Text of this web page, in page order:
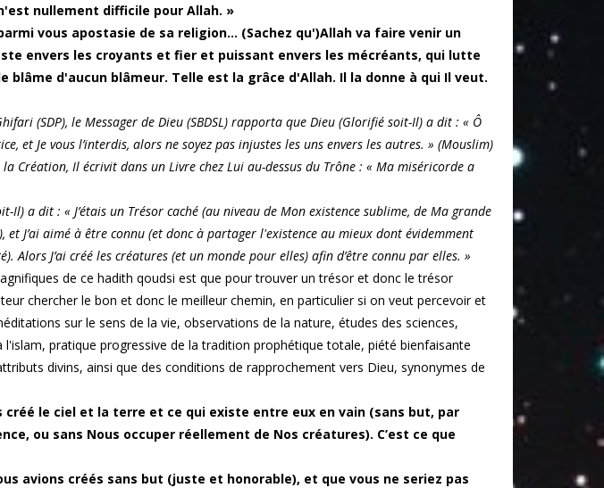
nullement difficile pour Allah. »
vous apostasie de sa religion... (Sachez qu')Allah va faire venir un
envers les croyants et fier et puissant envers les mécréants, qui lutte
blâme d'aucun blâmeur. Telle est la grâce d'Allah. Il la donne à qui Il veut.
(SDP), le Messager de Dieu (SBDSL) rapporta que Dieu (Glorifié soit-Il) a dit : « Ô
et Je vous l’interdis, alors ne soyez pas injustes les uns envers les autres. » (Mouslim)
Création, Il écrivit dans un Livre chez Lui au-dessus du Trône : « Ma miséricorde a
Il) a dit : « J’étais un Trésor caché (au niveau de Mon existence sublime, de Ma grande
et J’ai aimé à être connu (et donc à partager l'existence au mieux dont évidemment
Alors J’ai créé les créatures (et un monde pour elles) afin d’être connu par elles. »
de ce hadith qoudsi est que pour trouver un trésor et donc le trésor
chercher le bon et donc le meilleur chemin, en particulier si on veut percevoir et
sur le sens de la vie, observations de la nature, études des sciences,
pratique progressive de la tradition prophétique totale, piété bienfaisante
divins, ainsi que des conditions de rapprochement vers Dieu, synonymes de
créé le ciel et la terre et ce qui existe entre eux en vain (sans but, par
ou sans Nous occuper réellement de Nos créatures). C’est ce que
avions créés sans but (juste et honorable), et que vous ne seriez pas